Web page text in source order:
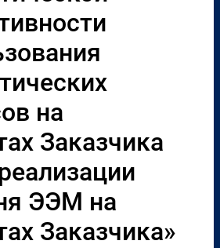
на
Заказчика
ЭЭМ на
Заказчика»